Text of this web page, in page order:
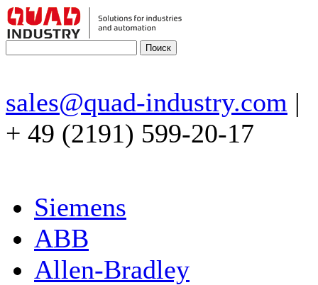
sales@quad-industry.com |
+ 49 (2191) 599-20-17
Siemens
ABB
Allen-Bradley